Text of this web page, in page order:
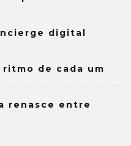
digital
de cada um
renasce entre